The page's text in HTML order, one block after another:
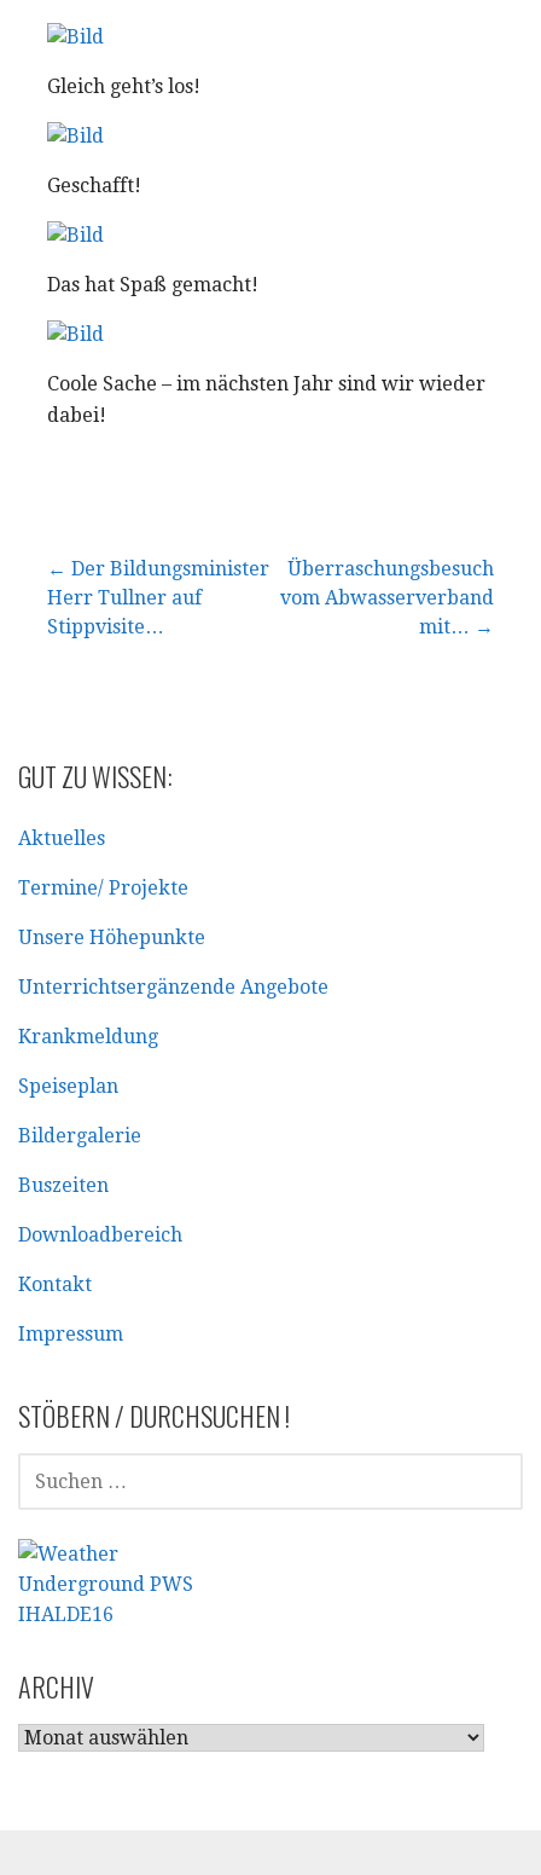
Gleich geht’s los!
Geschafft!
Das hat Spaß gemacht!
Coole Sache – im nächsten Jahr sind wir wieder
dabei!
Beitragsnavigation
← Der Bildungsminister
Herr Tullner auf
Stippvisite…
Überraschungsbesuch
vom Abwasserverband
mit… →
GUT ZU WISSEN:
Aktuelles
Termine/ Projekte
Unsere Höhepunkte
Unterrichtsergänzende Angebote
Krankmeldung
Speiseplan
Bildergalerie
Buszeiten
Downloadbereich
Kontakt
Impressum
STÖBERN / DURCHSUCHEN !
SUCHEN
NACH:
ARCHIV
ARCHIV